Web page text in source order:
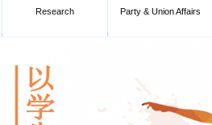
Research Party & Union Affairs